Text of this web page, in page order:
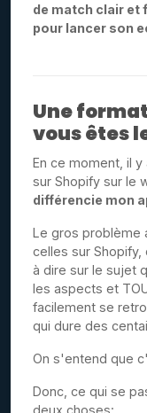
de match clair et
pour lancer son
Une
vous êtes
En ce moment, il
sur Shopify sur le
différencie mon
Le gros problème
celles sur Shopify,
à dire sur le sujet
les aspects et
facilement se
qui dure des
On s'entend que
Donc, ce qui se